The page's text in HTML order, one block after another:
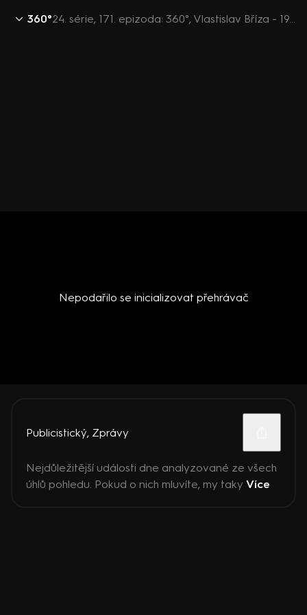
360° 24. série, 171. epizoda: 360°, Vlastislav Bříza - 19.6. v 22:26
Nepodařilo se inicializovat přehrávač
Publicistický, Zprávy
Nejdůležitější události dne analyzované ze všech
úhlů pohledu. Pokud o nich mluvíte, my taky Více